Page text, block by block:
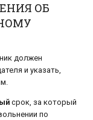
ОБ
должен
и указать,
срок, за который
по